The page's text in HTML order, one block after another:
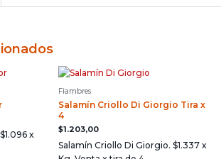
x
Fiambres
Salamín Criollo Di Giorgio Tira x
4
$1.203,00
Salamín Criollo Di Giorgio. $1.337 x